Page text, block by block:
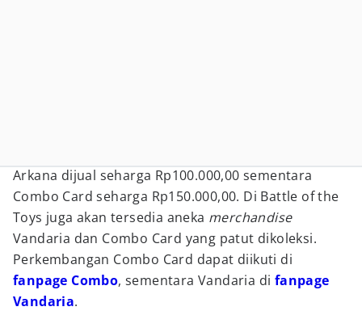
Arkana dijual seharga Rp100.000,00 sementara
Combo Card seharga Rp150.000,00. Di Battle of the
Toys juga akan tersedia aneka merchandise
Vandaria dan Combo Card yang patut dikoleksi.
Perkembangan Combo Card dapat diikuti di
fanpage Combo, sementara Vandaria di fanpage
Vandaria.